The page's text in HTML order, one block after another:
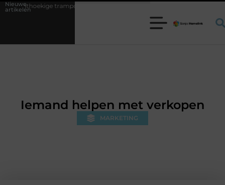
Nieuwe
artikelenkiezen voor jouw tuin
Iemand helpen met verkopen
MARKETING